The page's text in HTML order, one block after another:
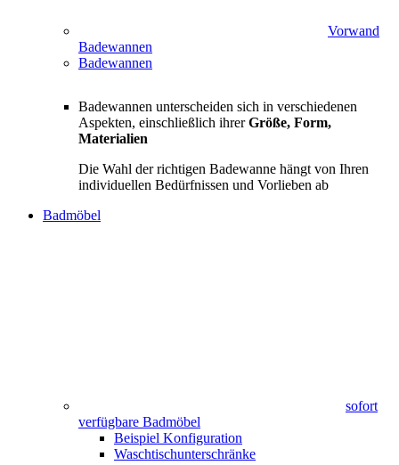
Vorwand
Badewannen
Badewannen
Badewannen unterscheiden sich in verschiedenen
Aspekten, einschließlich ihrerGröße, Form,
Materialien
Die Wahl der richtigen Badewanne hängt von Ihren
individuellen Bedürfnissen und Vorlieben ab
Badmöbel
sofort
verfügbare Badmöbel
Beispiel Konfiguration
Waschtischunterschränke